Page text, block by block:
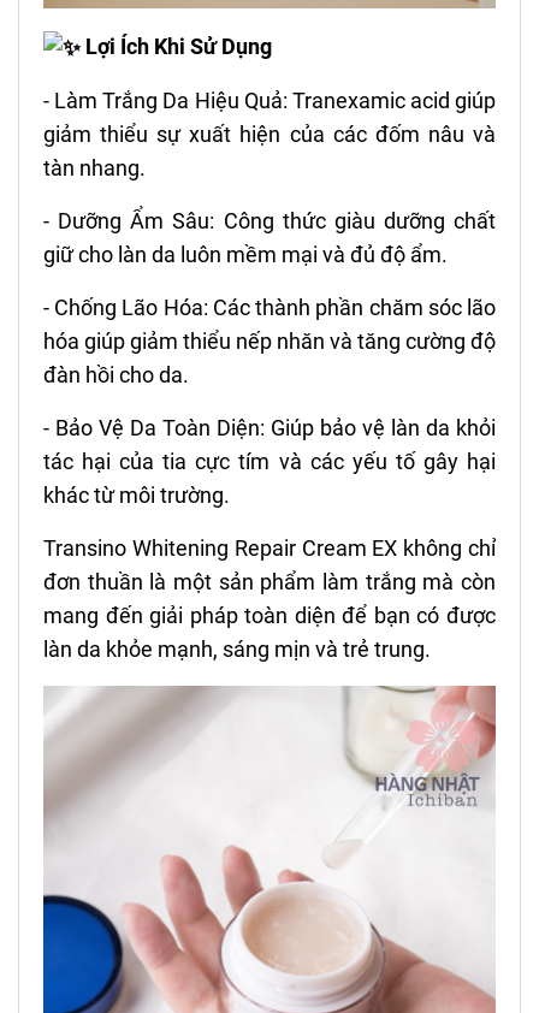
Lợi Ích Khi Sử Dụng
- Làm Trắng Da Hiệu Quả: Tranexamic acid giúp
giảm thiểu sự xuất hiện của các đốm nâu và
tàn nhang.
- Dưỡng Ẩm Sâu: Công thức giàu dưỡng chất
giữ cho làn da luôn mềm mại và đủ độ ẩm.
- Chống Lão Hóa: Các thành phần chăm sóc lão
hóa giúp giảm thiểu nếp nhăn và tăng cường độ
đàn hồi cho da.
- Bảo Vệ Da Toàn Diện: Giúp bảo vệ làn da khỏi
tác hại của tia cực tím và các yếu tố gây hại
khác từ môi trường.
Transino Whitening Repair Cream EX không chỉ
đơn thuần là một sản phẩm làm trắng mà còn
mang đến giải pháp toàn diện để bạn có được
làn da khỏe mạnh, sáng mịn và trẻ trung.